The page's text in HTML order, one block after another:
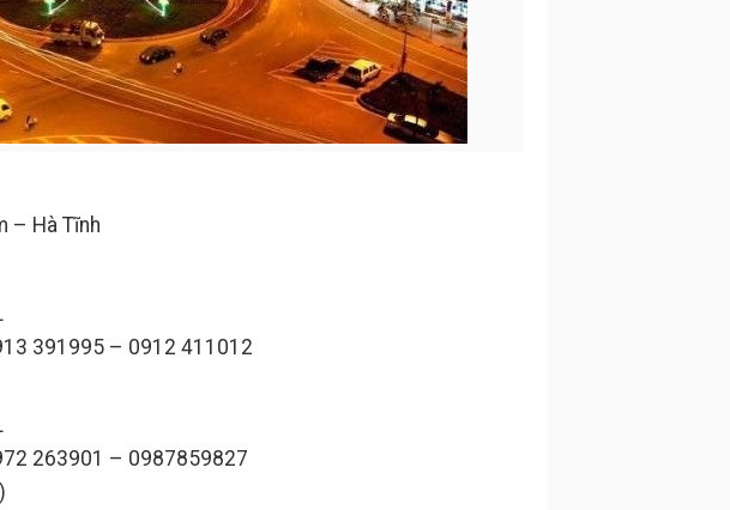
– Hà Tĩnh
391995 – 0912 411012
263901 – 0987859827